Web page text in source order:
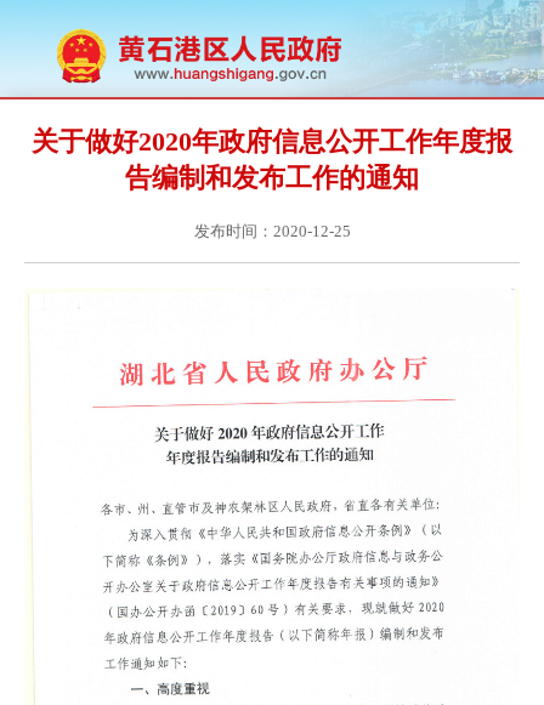
关于做好2020年政府信息公开工作年度报
告编制和发布工作的通知
发布时间：2020-12-25